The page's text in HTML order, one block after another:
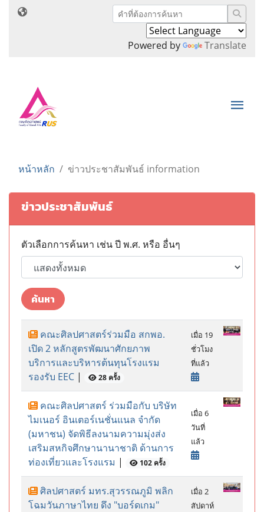
Powered by Translate
หน้าหลัก ข่าวประชาสัมพันธ์ information
ข่าวประชาสัมพันธ์
ตัวเลือกการค้นหา เช่น ปี พ.ศ. หรือ อื่นๆ
ค้นหา
คณะศิลปศาสตร์ร่วมมือ สกพอ.
เปิด 2 หลักสูตรพัฒนาศักยภาพ
บริการและบริหารต้นทุนโรงแรม
รองรับ EEC | 28 ครั้ง
เมื่อ 19
ชั่วโมง
ที่แล้ว
คณะศิลปศาสตร์ ร่วมมือกับ บริษัท
ไมเนอร์ อินเตอร์เนชั่นแนล จํากัด
(มหาชน) จัดพิธีลงนามความมุ่งส่ง
เสริมสหกิจศึกษานานาชาติ ด้านการ
ท่องเที่ยวและโรงแรม | 102 ครั้ง
เมื่อ 6
วันที่
แล้ว
ศิลปศาสตร์ มทร.สุวรรณภูมิ พลิก
โฉมวันภาษาไทย ดึง "บอร์ดเกม"
เมื่อ 2
สัปดาห์